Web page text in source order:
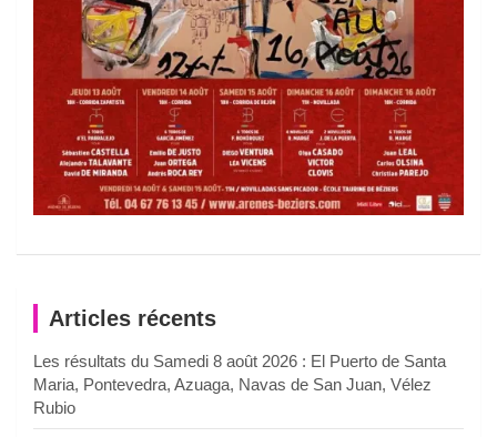
Articles récents
Les résultats du Samedi 8 août 2026 : El Puerto de Santa
Maria, Pontevedra, Azuaga, Navas de San Juan, Vélez
Rubio